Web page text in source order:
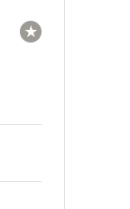
★